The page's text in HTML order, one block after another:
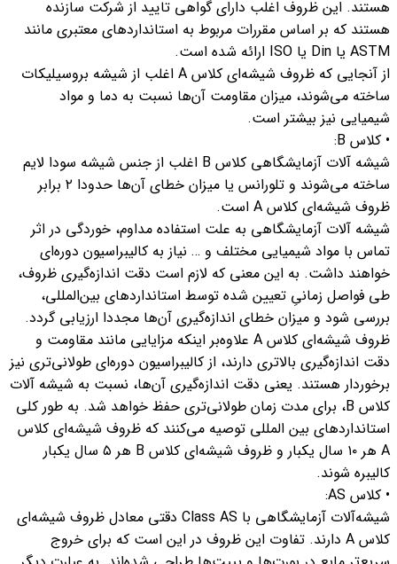
هستند. این ظروف اغلب دارای گواهی تایید از شرکت سازنده
هستند که بر اساس مقررات مربوط به استانداردهای معتبری مانند
ASTM یا Din یا ISO ارائه شده است.
از آنجایی که ظروف شیشه‌ای کلاس A اغلب از شیشه بروسیلیکات
ساخته می‌شوند، میزان مقاومت آن‌ها نسبت به دما و مواد
شیمیایی نیز بیشتر است.
• کلاس B:
شیشه آلات آزمایشگاهی کلاس B اغلب از جنس شیشه سودا لایم
ساخته می‌شوند و تلورانس یا میزان خطای آن‌ها حدودا ۲ برابر
ظروف شیشه‌ای کلاس A است.
شیشه‌ آلات آزمایشگاهی به علت استفاده مداوم، خوردگی در اثر
تماس با مواد شیمیایی مختلف و … نیاز به کالیبراسیون دوره‌ای
خواهند داشت. به این معنی که لازم است دقت اندازه‌گیری ظروف،
طی فواصل زمانیِ تعیین شده توسط استانداردهای بین‌المللی،
بررسی شود و میزان خطای اندازه‌گیری آن‌ها مجددا ارزیابی گردد.
ظروف شیشه‌ای کلاس A علاوه‌بر اینکه مزایایی مانند مقاومت و
دقت اندازه‌گیری بالاتری دارند، از کالیبراسیون دوره‌ای طولانی‌تری نیز
برخوردار هستند. یعنی دقت اندازه‌گیری آن‌ها، نسبت به شیشه آلات
کلاس B، برای مدت زمان طولانی‌تری حفظ خواهد شد. به طور کلی
استانداردهای بین المللی توصیه می‌کنند که ظروف شیشه‌ای کلاس
A هر ۱۰ سال یکبار و ظروف شیشه‌ای کلاس B هر ۵ سال یکبار
کالیبره شوند.
• کلاس AS:
شیشه‌آلات آزمایشگاهی با Class AS دقتی معادل ظروف شیشه‌ای
کلاس A دارند. تفاوت این ظروف در این است که برای خروج